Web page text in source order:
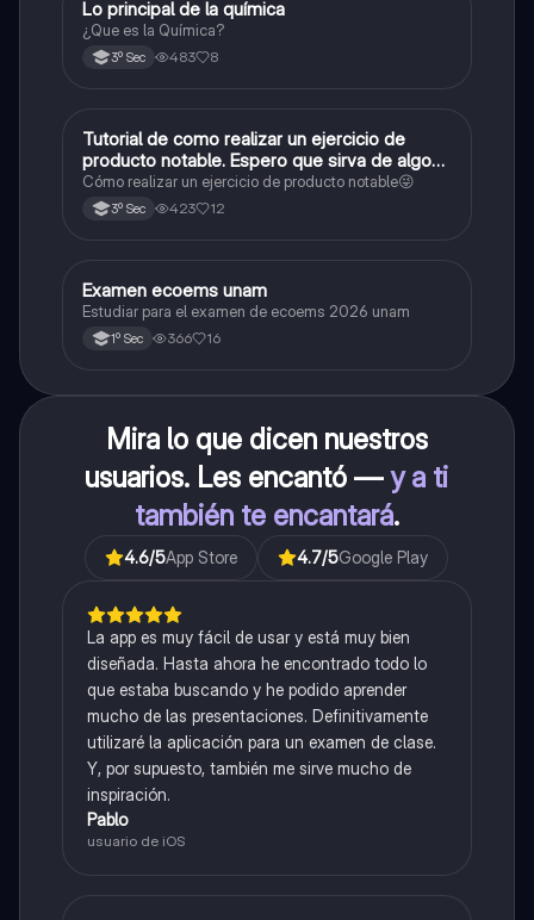
Química
Lo principal de la química
¿Que es la Química?
3º Sec 483 8
Matemáticas
Tutorial de como realizar un ejercicio de
producto notable. Espero que sirva de algo💕
😜
Cómo realizar un ejercicio de producto notable😜
3º Sec 423 12
Español
Examen ecoems unam
Estudiar para el examen de ecoems 2026 unam
1º Sec 366 16
Mira lo que dicen nuestros
usuarios. Les encantó —y a ti
también te encantará.
4.6/5App Store 4.7/5Google Play
La app es muy fácil de usar y está muy bien
diseñada. Hasta ahora he encontrado todo lo
que estaba buscando y he podido aprender
mucho de las presentaciones. Definitivamente
utilizaré la aplicación para un examen de clase.
Y, por supuesto, también me sirve mucho de
inspiración.
Pablo
usuario de iOS